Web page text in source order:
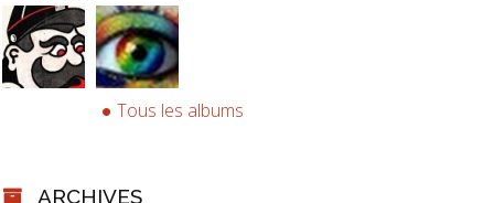
Tous les albums
ARCHIVES